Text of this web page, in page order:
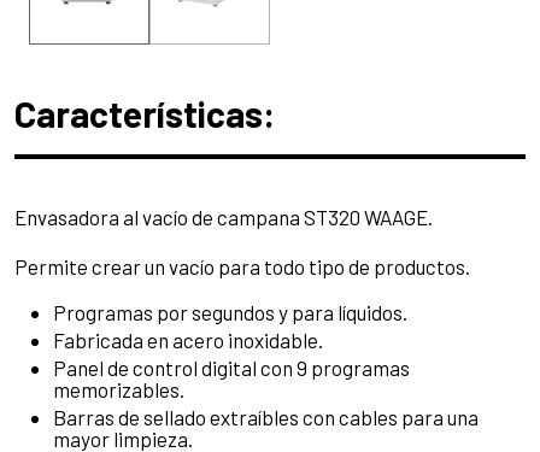
Características:
Envasadora al vacío de campana ST320 WAAGE.
Permite crear un vacío para todo tipo de productos.
Programas por segundos y para líquidos.
Fabricada en acero inoxidable.
Panel de control digital con 9 programas
memorizables.
Barras de sellado extraíbles con cables para una
mayor limpieza.